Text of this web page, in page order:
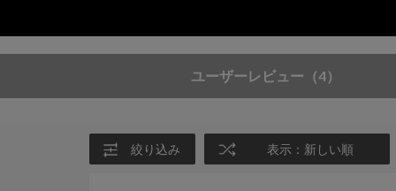
ユーザーレビュー （4）
絞り込み 表示：新しい順